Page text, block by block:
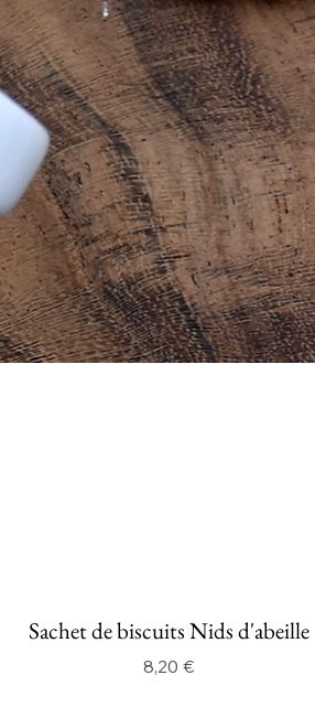
Sachet de biscuits Nids d'abeille
Prix
8,20 €